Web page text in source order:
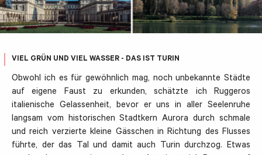
VIEL GRÜN UND VIEL WASSER - DAS IST TURIN
Obwohl ich es für gewöhnlich mag, noch unbekannte Städte
auf eigene Faust zu erkunden, schätzte ich Ruggeros
italienische Gelassenheit, bevor er uns in aller Seelenruhe
langsam vom historischen Stadtkern Aurora durch schmale
und reich verzierte kleine Gässchen in Richtung des Flusses
führte, der das Tal und damit auch Turin durchzog. Etwas